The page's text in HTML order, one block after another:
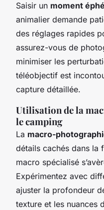
Saisir un moment
animalier demande
des réglages rapides
assurez-vous de
minimiser les
téléobjectif est
capture détaillée.
Utilisation de la
le camping
La macro-
détails cachés dans la
macro spécialisé
Expérimentez avec
ajuster la profondeur
texture et les nuances